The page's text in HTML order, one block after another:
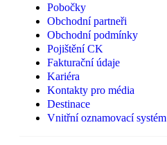
Pobočky
Obchodní partneři
Obchodní podmínky
Pojištění CK
Fakturační údaje
Kariéra
Kontakty pro média
Destinace
Vnitřní oznamovací systém